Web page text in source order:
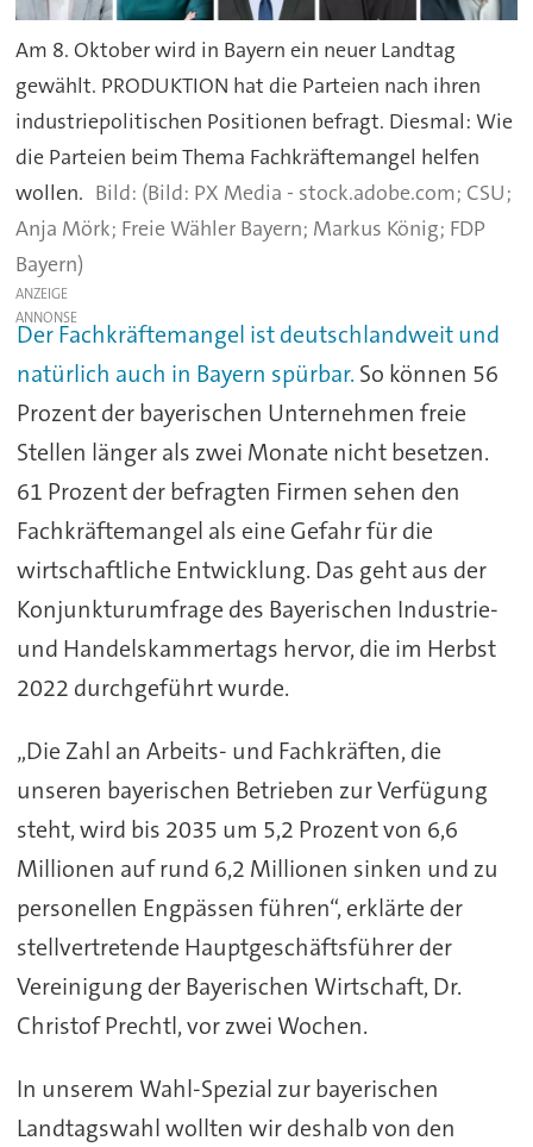
Am 8. Oktober wird in Bayern ein neuer Landtag
gewählt. PRODUKTION hat die Parteien nach ihren
industriepolitischen Positionen befragt. Diesmal: Wie
die Parteien beim Thema Fachkräftemangel helfen
wollen.
(Bild: PX Media - stock.adobe.com; CSU;
Anja Mörk; Freie Wähler Bayern; Markus König; FDP
Bayern)
ANZEIGE
Der Fachkräftemangel ist deutschlandweit und
natürlich auch in Bayern spürbar. So können 56
Prozent der bayerischen Unternehmen freie
Stellen länger als zwei Monate nicht besetzen.
61 Prozent der befragten Firmen sehen den
Fachkräftemangel als eine Gefahr für die
wirtschaftliche Entwicklung. Das geht aus der
Konjunkturumfrage des Bayerischen Industrie-
und Handelskammertags hervor, die im Herbst
2022 durchgeführt wurde.
„Die Zahl an Arbeits- und Fachkräften, die
unseren bayerischen Betrieben zur Verfügung
steht, wird bis 2035 um 5,2 Prozent von 6,6
Millionen auf rund 6,2 Millionen sinken und zu
personellen Engpässen führen“, erklärte der
stellvertretende Hauptgeschäftsführer der
Vereinigung der Bayerischen Wirtschaft, Dr.
Christof Prechtl, vor zwei Wochen.
In unserem Wahl-Spezial zur bayerischen
Landtagswahl wollten wir deshalb von den